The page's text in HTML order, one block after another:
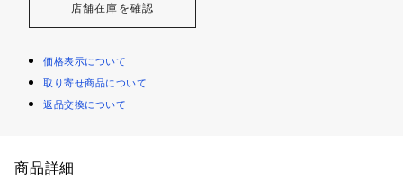
店舗在庫を確認
価格表示について
取り寄せ商品について
返品交換について
商品詳細